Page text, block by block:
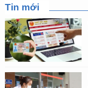
Tin mới